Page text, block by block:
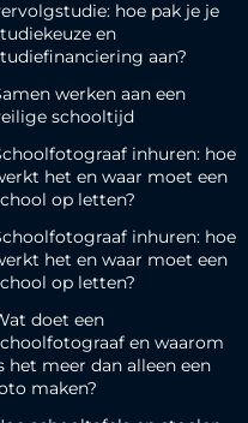
hoe pak je je
en
aan?
werken aan een
schooltijd
inhuren: hoe
het en waar moet een
op letten?
inhuren: hoe
het en waar moet een
op letten?
doet een
en waarom
het meer dan alleen een
maken?